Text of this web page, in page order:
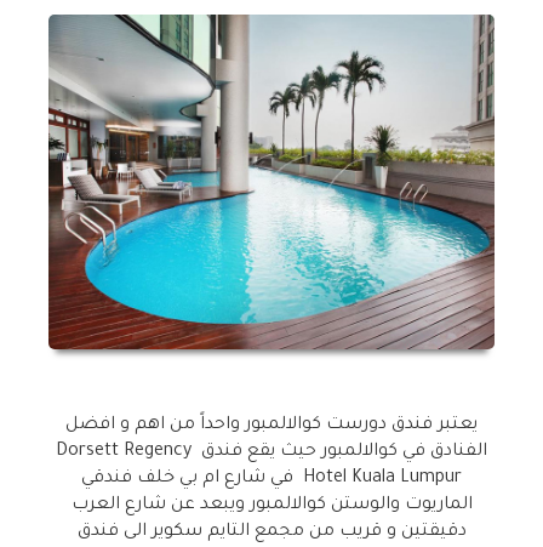
يعتبر فندق دورست كوالالمبور واحداً من اهم و افضل
الفنادق في كوالالمبور حيث يقع فندق Dorsett Regency
Hotel Kuala Lumpur في شارع ام بي خلف فندقي
الماريوت والوستن كوالالمبور ويبعد عن شارع العرب
دقيقتين و قريب من مجمع التايم سكوير الى فندق